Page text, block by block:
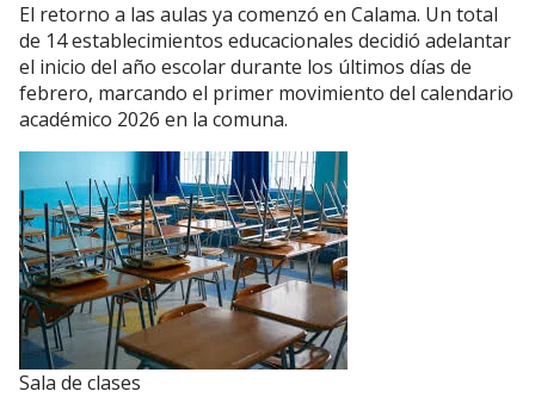
El retorno a las aulas ya comenzó en Calama. Un total
de 14 establecimientos educacionales decidió adelantar
el inicio del año escolar durante los últimos días de
febrero, marcando el primer movimiento del calendario
académico 2026 en la comuna.
Sala de clases